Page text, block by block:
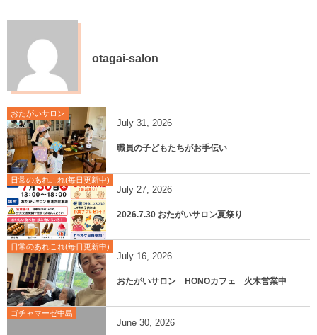
otagai-salon
おたがいサロン
July 31, 2026
職員の子どもたちがお手伝い
日常のあれこれ(毎日更新中)
July 27, 2026
2026.7.30 おたがいサロン夏祭り
日常のあれこれ(毎日更新中)
July 16, 2026
おたがいサロン HONOカフェ 火木営業中
ゴチャマーゼ中島
June 30, 2026